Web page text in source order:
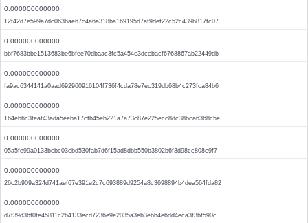
0.000000000000
12f42d7e599a7dc0636ae67c4a6a318ba169195d7af9def22c52c439b817fc07
0.000000000000
bbf7683bbe1513683be6bfee70dbaac3fc5a454c3dccbacf6768867ab22449db
0.000000000000
fa9ac6344141a0aad692960916104f736f4cda78e7ec319db68b4c273fca84b6
0.000000000000
164eb6c3feaf43ada5eeba17cfb45eb221a7a73c87e225ecc8dc38bca6368c5e
0.000000000000
05a5fe99a0133bcbc03cbd530fab7d6f15ad8dbb550b3802b6f3d98cc808c9f7
0.000000000000
26c2b909a324d741aef67e391e2c7c693889d9254a8c3698894b4dea564fda82
0.000000000000
d7f39d36f0fe45811c2b4133ecd7236e9e2035a3eb3ebb4e6dd4eca3f3bf590c